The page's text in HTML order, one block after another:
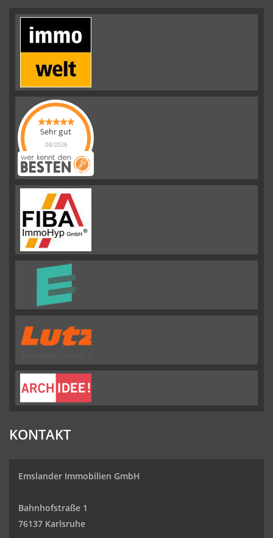
Sehr gut
08/2026
Emslander
Immobilien GMBH
Sternen |
292Emslander
Immobilien
GMBHBewertungen
auf
werkenntdenBESTEN.de
KONTAKT
Emslander Immobilien GmbH
Bahnhofstraße 1
76137 Karlsruhe